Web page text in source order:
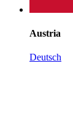
Austria
Deutsch